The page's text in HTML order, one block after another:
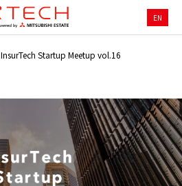
EN
InsurTech Startup Meetup vol.16